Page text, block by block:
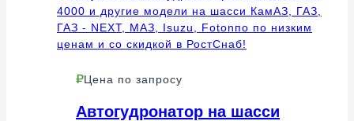
Цена по запросу
Автогудронатор на шасси